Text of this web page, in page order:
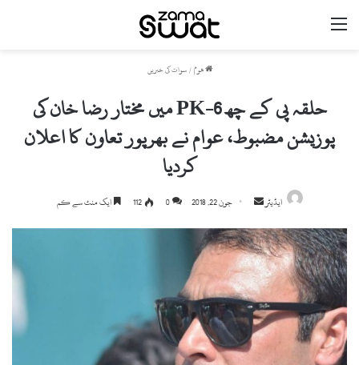
ھوم / سوات کی خبریں
حلقہ پی کے چھ PK-6 میں مختار رضا خان کی
پوزیشن مضبوط، عوام نے بھرپور تعاون کا اعلان
کردیا
ایڈیٹر
n
d
a
n
e
m
جون 22, 2018 0
112 ایک منٹ سے کم